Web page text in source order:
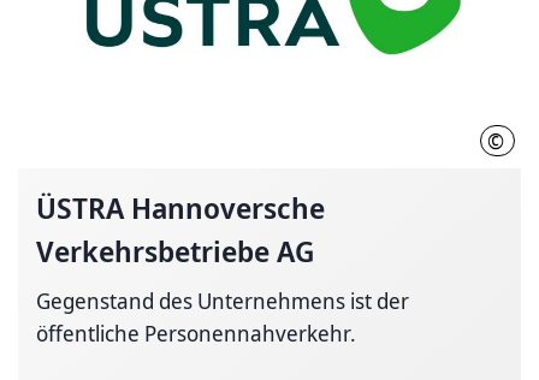
©
ÜSTRA Hannoversche
VerkehrsbetriebeAG
Gegenstand des Unternehmens ist der
öffentliche Personennahverkehr.